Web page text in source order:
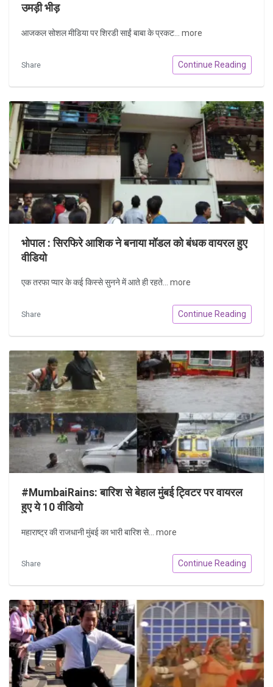
उमड़ी भीड़
आजकल सोशल मीडिया पर शिरडी साईं बाबा के प्रकट... more
Share Continue Reading
भोपाल : सिरफिरे आशिक ने बनाया मॉडल को बंधक वायरल हुए
वीडियो
एक तरफा प्यार के कई किस्से सुनने में आते ही रहते... more
Share Continue Reading
#MumbaiRains: बारिश से बेहाल मुंबई ट्विटर पर वायरल
हुए ये 10 वीडियो
महाराष्ट्र की राजधानी मुंबई का भारी बारिश से... more
Share Continue Reading